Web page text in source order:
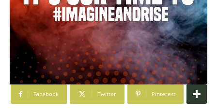
Facebook Twitter Pinterest